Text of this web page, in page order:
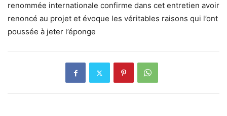
renommée internationale confirme dans cet entretien avoir
renoncé au projet et évoque les véritables raisons qui l’ont
poussée à jeter l’éponge